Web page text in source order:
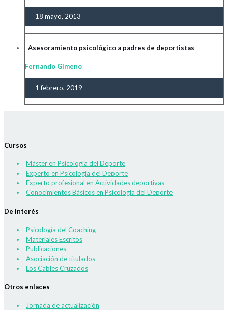
18 mayo, 2013
Asesoramiento psicológico a padres de deportistas
Fernando Gimeno
1 febrero, 2019
Cursos
Máster en Psicología del Deporte
Experto en Psicología del Deporte
Experto profesional en Actividades deportivas
Conocimientos Básicos en Psicología del Deporte
De interés
Psicología del Coaching
Materiales Escritos
Publicaciones
Asociación de titulados
Los Cables Cruzados
Otros enlaces
Jornada de actualización